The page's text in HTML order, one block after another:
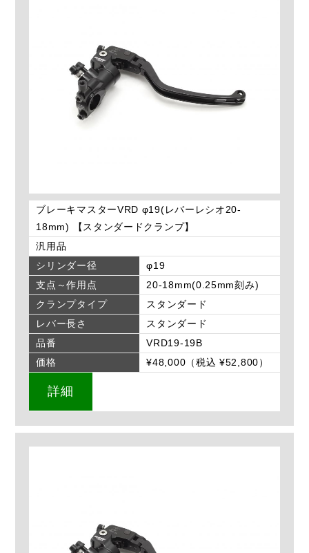
ブレーキマスターVRD φ19(レバーレシオ20-
18mm) 【スタンダードクランプ】
汎用品
シリンダー径
φ19
支点～作用点
20-18mm(0.25mm刻み)
クランプタイプ
スタンダード
レバー長さ
スタンダード
品番
VRD19-19B
価格
¥48,000（税込 ¥52,800）
詳細